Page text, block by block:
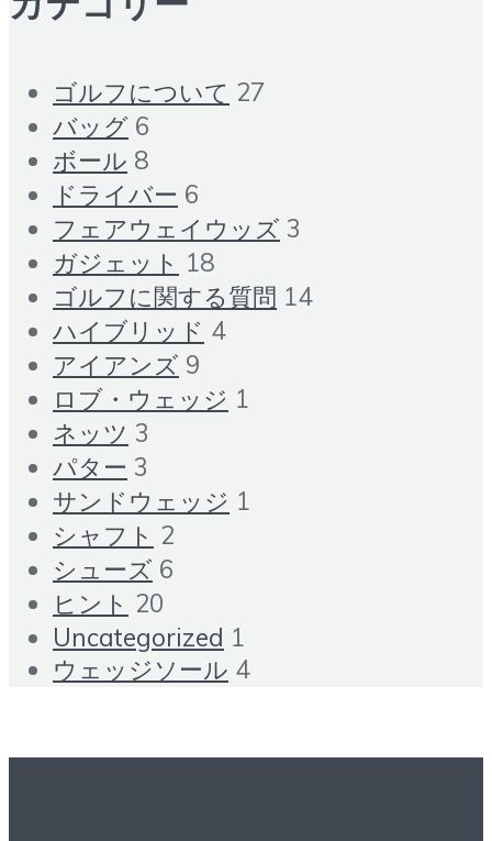
ゴルフについて 27
バッグ 6
ボール 8
ドライバー 6
フェアウェイウッズ 3
ガジェット 18
ゴルフに関する質問 14
ハイブリッド 4
アイアンズ 9
ロブ・ウェッジ 1
ネッツ 3
パター 3
サンドウェッジ 1
シャフト 2
シューズ 6
ヒント 20
Uncategorized 1
ウェッジソール 4